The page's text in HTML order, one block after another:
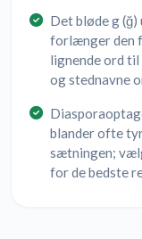
Det bløde g
forlænger den
lignende ord
og stednavne
blander ofte
sætningen;
for de bedste